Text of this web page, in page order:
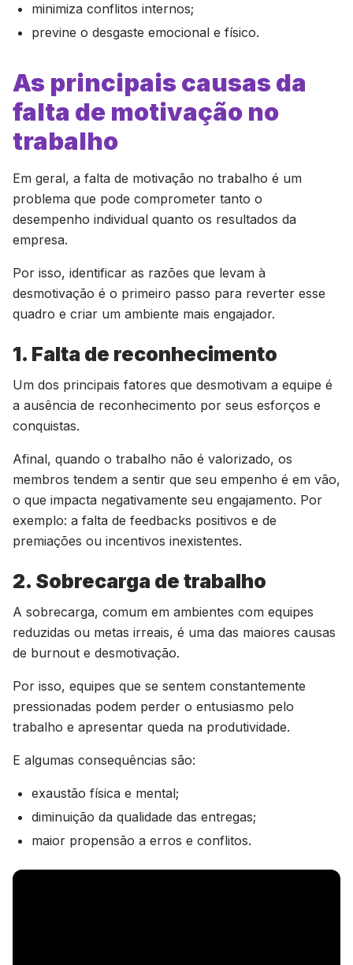
minimiza conflitos internos;
previne o desgaste emocional e físico.
As principais causas da
falta de motivação no
trabalho
Em geral, a falta de motivação no trabalho é um
problema que pode comprometer tanto o
desempenho individual quanto os resultados da
empresa.
Por isso, identificar as razões que levam à
desmotivação é o primeiro passo para reverter esse
quadro e criar um ambiente mais engajador.
1. Falta de reconhecimento
Um dos principais fatores que desmotivam a equipe é
a ausência de reconhecimento por seus esforços e
conquistas.
Afinal, quando o trabalho não é valorizado, os
membros tendem a sentir que seu empenho é em vão,
o que impacta negativamente seu engajamento. Por
exemplo: a falta de feedbacks positivos e de
premiações ou incentivos inexistentes.
2. Sobrecarga de trabalho
A sobrecarga, comum em ambientes com equipes
reduzidas ou metas irreais, é uma das maiores causas
de burnout e desmotivação.
Por isso, equipes que se sentem constantemente
pressionadas podem perder o entusiasmo pelo
trabalho e apresentar queda na produtividade.
E algumas consequências são:
exaustão física e mental;
diminuição da qualidade das entregas;
maior propensão a erros e conflitos.